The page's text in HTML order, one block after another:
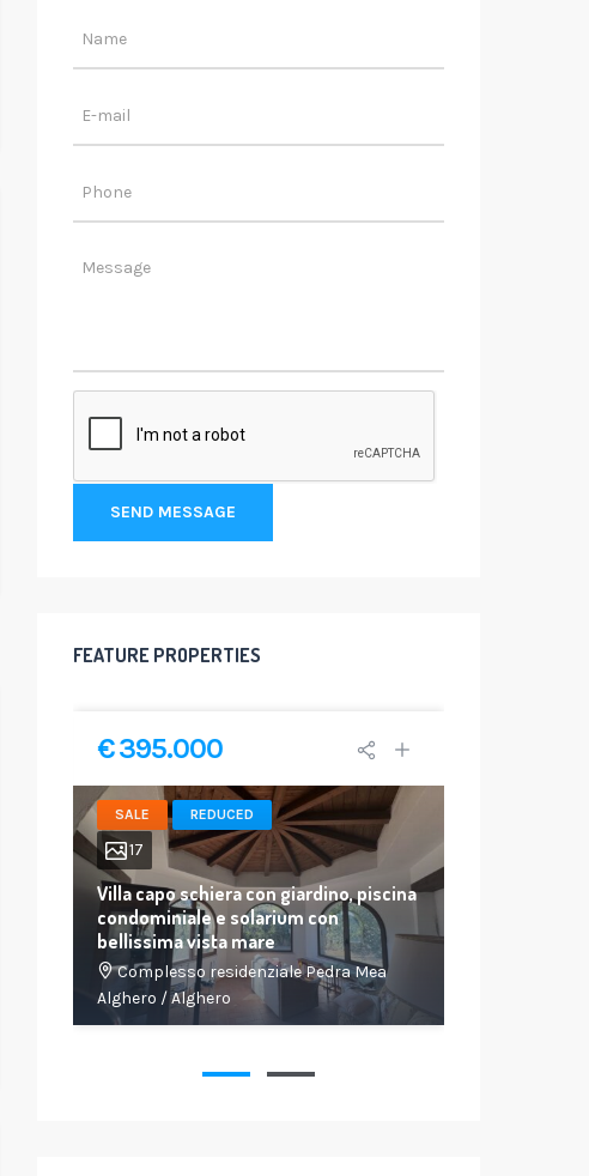
SEND MESSAGE
FEATURE PROPERTIES
€ 395.000
SALE REDUCED
17
Villa capo schiera con giardino, piscina
condominiale e solarium con
bellissima vista mare
Complesso residenziale Pedra Mea
Alghero /Alghero